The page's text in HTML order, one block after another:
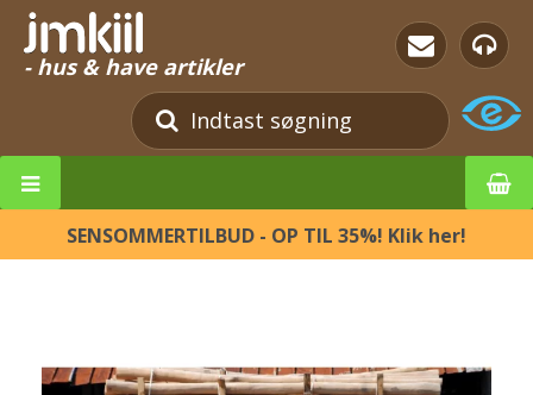
- hus & have artikler
SENSOMMERTILBUD - OP TIL 35%! Klik her!